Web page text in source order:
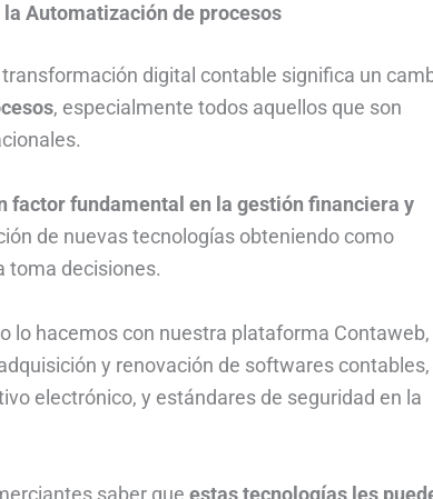
Automatización de procesos
digital contable significa un
, especialmente todos aquellos que son
factor fundamental en la gestión financiera y
de nuevas tecnologías obteniendo como
toma decisiones.
lo hacemos con nuestra plataforma Contaweb,
y renovación de softwares contables,
electrónico, y estándares de seguridad en la
saber que estas tecnologías les